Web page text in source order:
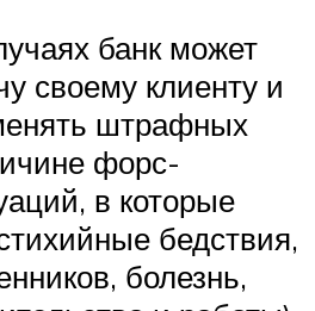
банк может
своему клиенту и
штрафных
форс-
в которые
бедствия,
болезнь,